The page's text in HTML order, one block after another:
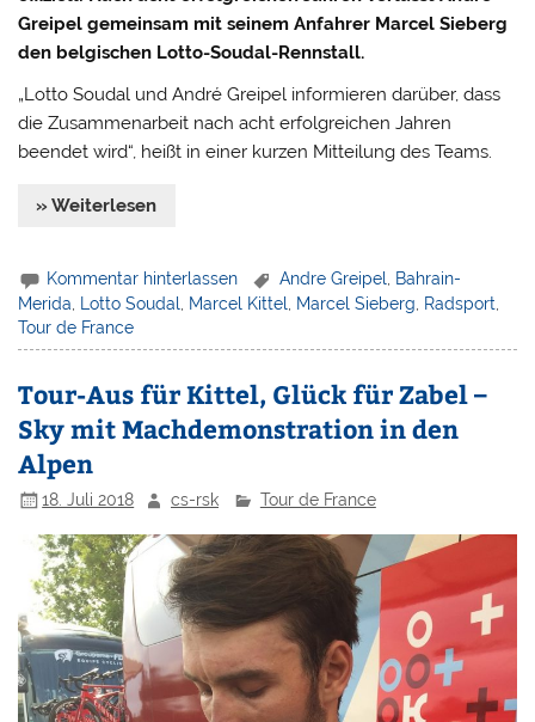
Greipel gemeinsam mit seinem Anfahrer Marcel Sieberg
den belgischen Lotto-Soudal-Rennstall.
„Lotto Soudal und André Greipel informieren darüber, dass
die Zusammenarbeit nach acht erfolgreichen Jahren
beendet wird“, heißt in einer kurzen Mitteilung des Teams.
» Weiterlesen
Kommentar hinterlassen Andre Greipel
Bahrain-
Merida, Lotto Soudal, Marcel Kittel, Marcel Sieberg, Radsport,
Tour de France
Tour-Aus für Kittel, Glück für Zabel –
Sky mit Machdemonstration in den
Alpen
18. Juli 2018 cs-rsk Tour de France